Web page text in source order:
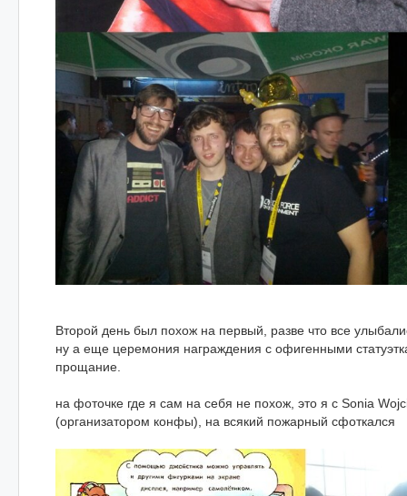
Второй день был похож на первый, разве что все
ну а еще церемония награждения с офигенными
прощание.
на фоточке где я сам на себя не похож, это я с Sonia
(организатором конфы), на всякий пожарный сфоткался